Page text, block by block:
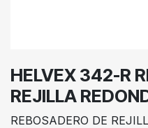
HELVEX 342-R
REJILLA
REBOSADERO DE